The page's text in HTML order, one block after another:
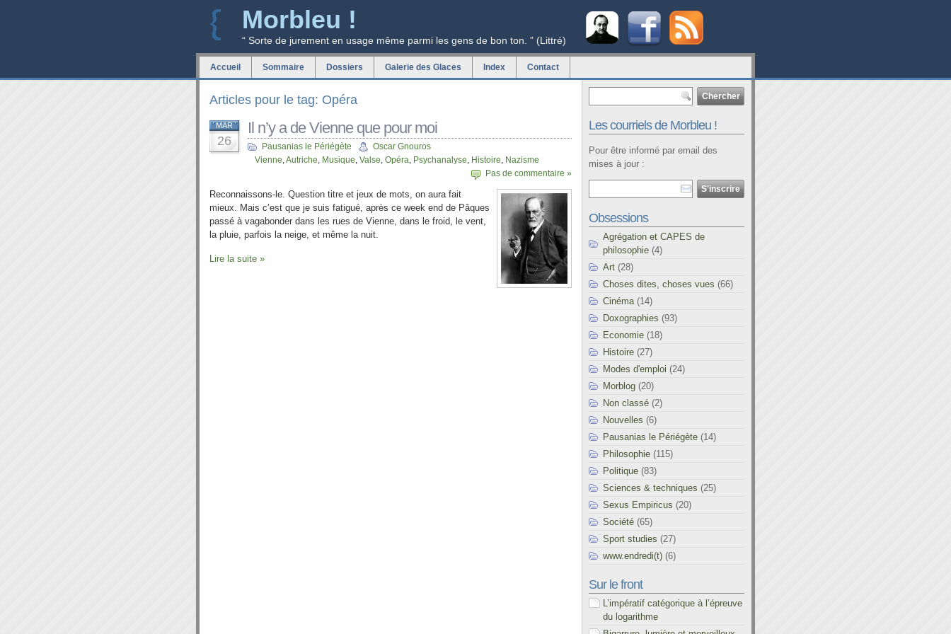
Morbleu !
“ Sorte de jurement en usage même parmi les gens de bon ton. ” (Littré)
Accueil Sommaire Dossiers Galerie des Glaces Index Contact
Articles pour le tag: Opéra
MAR
26
Il n’y a de Vienne que pour moi
Pausanias le Périégète
Oscar Gnouros
Vienne,Autriche, Musique, Valse, Opéra, Psychanalyse, Histoire, Nazisme
Pas de commentaire »
Reconnaissons-le. Question titre et jeux de mots, on aura fait
mieux. Mais c’est que je suis fatigué, après ce week end de Pâques
passé à vagabonder dans les rues de Vienne, dans le froid, le vent,
la pluie, parfois la neige, et même la nuit.
Lire la suite »
Les courriels de Morbleu !
Pour être informé par email des
mises à jour :
Obsessions
Agrégation et CAPES de
philosophie (4)
Art (28)
Choses dites, choses vues (66)
Cinéma (14)
Doxographies (93)
Economie (18)
Histoire (27)
Modes d'emploi (24)
Morblog (20)
Non classé (2)
Nouvelles (6)
Pausanias le Périégète (14)
Philosophie (115)
Politique (83)
Sciences & techniques (25)
Sexus Empiricus (20)
Société (65)
Sport studies (27)
www.endredi(t) (6)
Sur le front
L’impératif catégorique à l’épreuve
du logarithme